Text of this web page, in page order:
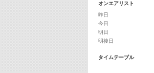
オンエアリスト
昨日
今日
明日
明後日
タイムテーブル